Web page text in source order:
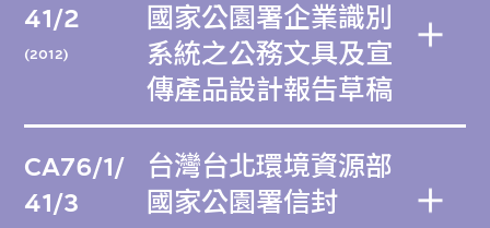
41/2
(2012)
國家公園署企業識別
系統之公務文具及宣
傳產品設計報告草稿
CA76/1/
41/3
台灣台北環境資源部
國家公園署信封